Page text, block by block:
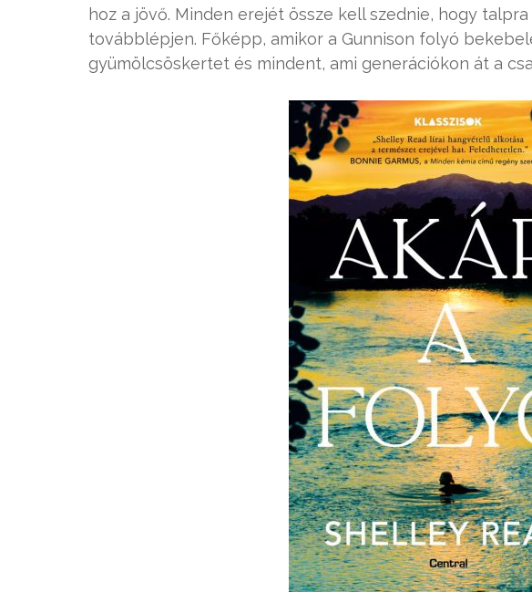
hoz a jövő. Minden erejét össze kell szednie, hogy
továbblépjen. Főképp, amikor a Gunnison folyó
gyümölcsöskertet és mindent, ami generációkon át a